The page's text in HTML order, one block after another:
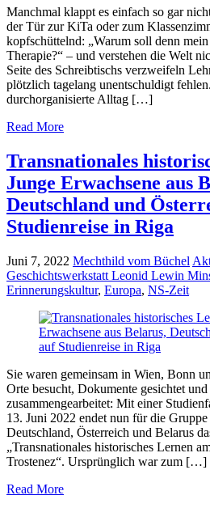
Manchmal klappt es einfach so gar
der Tür zur KiTa oder zum
kopfschüttelnd: „Warum soll denn
Therapie?“ – und verstehen die Welt
Seite des Schreibtischs verzweifeln
plötzlich tagelang unentschuldigt
durchorganisierte Alltag […]
Read More
Transnationales
Junge Erwachsene aus
Deutschland und
Studienreise in Riga
Juni 7, 2022 Mechthild vom Büchel
Geschichtswerkstatt Leonid Lewin
Erinnerungskultur, Europa, NS-Zeit
Sie waren gemeinsam in Wien, Bonn
Orte besucht, Dokumente gesichtet
zusammengearbeitet: Mit einer
13. Juni 2022 endet nun für die
Deutschland, Österreich und Belarus
„Transnationales historisches Lernen
Trostenez“. Ursprünglich war zum […]
Read More